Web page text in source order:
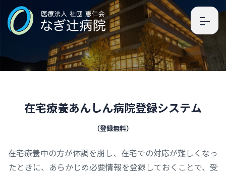
在宅療養あんしん病院登録システム
（登録無料）
在宅療養中の方が体調を崩し、在宅での対応が難しくなっ
たときに、
あらかじめ必要情報を登録しておくことで、受